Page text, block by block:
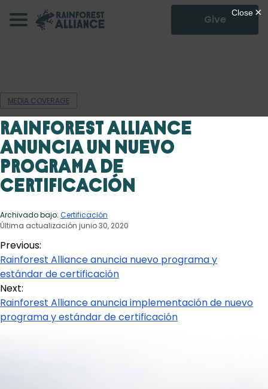
Give
MEDIA COVERAGE
Rainforest Alliance
anuncia un nuevo
programa de
certificación
Archivado bajo: Certificación
Última actualización junio 30, 2020
Previous:
Rainforest Alliance anuncia nuevo programa y
estándar de certificación
Next:
Rainforest Alliance anuncia implementación de nuevo
programa y estándar de certificación